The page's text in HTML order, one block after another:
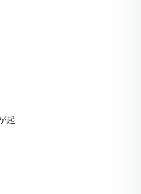
起